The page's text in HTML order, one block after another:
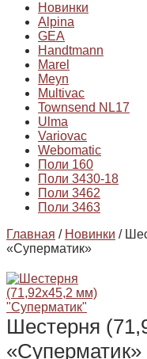
Новинки
Alpina
GEA
Handtmann
Marel
Meyn
Multivac
Townsend NL17
Ulma
Variovac
Webomatic
Поли 160
Поли 3430-18
Поли 3462
Поли 3463
Главная / Новинки /
«Суперматик»
Шестерня
«Суперматик»